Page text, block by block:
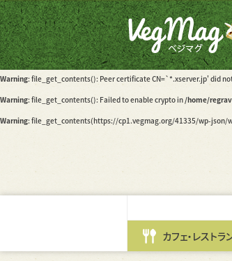
Warning: file_get_contents(): Peer certificate CN=`*.xserver.jp' did
Warning: file_get_contents(): Failed to enable crypto in/home/
Warning: file_get_contents(https://cp1.vegmag.org/41335/wp-json/
Warning: file_get_contents(): Peer certificate CN=`*.xserver.jp' did
Warning: file_get_contents(): Failed to enable crypto in/home/
Warning: file_get_contents(https://cp1.vegmag.org/41335/wp-json/
カフェ・レストラ